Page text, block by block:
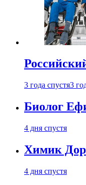
3 года спустя3
Биолог
4 дня спустя
Химик
4 дня спустя